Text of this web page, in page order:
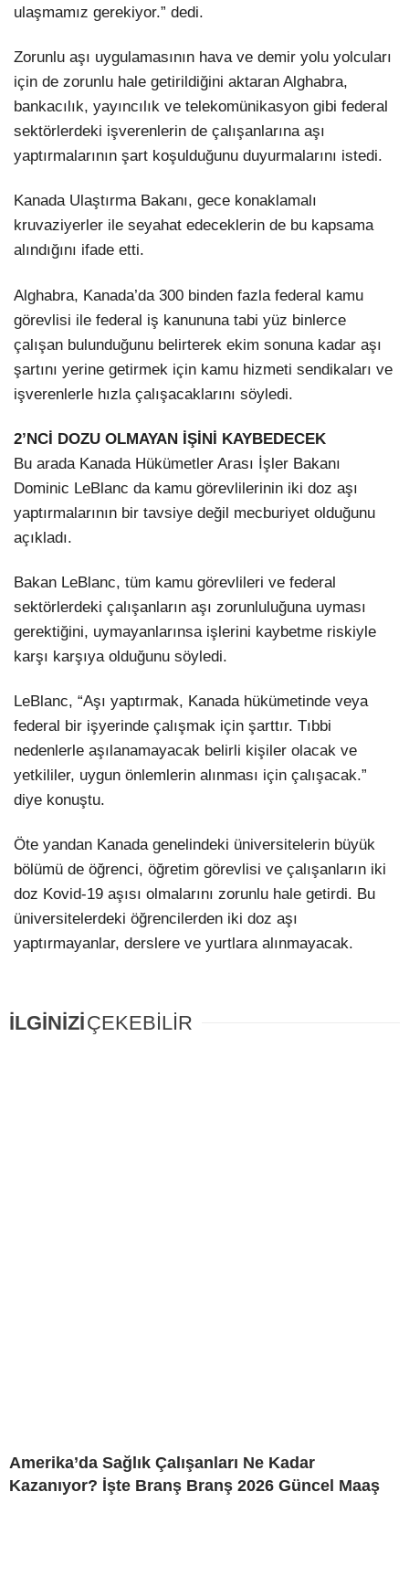
ulaşmamız gerekiyor.” dedi.
Zorunlu aşı uygulamasının hava ve demir yolu yolcuları
için de zorunlu hale getirildiğini aktaran Alghabra,
bankacılık, yayıncılık ve telekomünikasyon gibi federal
sektörlerdeki işverenlerin de çalışanlarına aşı
yaptırmalarının şart koşulduğunu duyurmalarını istedi.
Kanada Ulaştırma Bakanı, gece konaklamalı
kruvaziyerler ile seyahat edeceklerin de bu kapsama
alındığını ifade etti.
Alghabra, Kanada’da 300 binden fazla federal kamu
görevlisi ile federal iş kanununa tabi yüz binlerce
çalışan bulunduğunu belirterek ekim sonuna kadar aşı
şartını yerine getirmek için kamu hizmeti sendikaları ve
işverenlerle hızla çalışacaklarını söyledi.
2’NCİ DOZU OLMAYAN İŞİNİ KAYBEDECEK
Bu arada Kanada Hükümetler Arası İşler Bakanı
Dominic LeBlanc da kamu görevlilerinin iki doz aşı
yaptırmalarının bir tavsiye değil mecburiyet olduğunu
açıkladı.
Bakan LeBlanc, tüm kamu görevlileri ve federal
sektörlerdeki çalışanların aşı zorunluluğuna uyması
gerektiğini, uymayanlarınsa işlerini kaybetme riskiyle
karşı karşıya olduğunu söyledi.
LeBlanc, “Aşı yaptırmak, Kanada hükümetinde veya
federal bir işyerinde çalışmak için şarttır. Tıbbi
nedenlerle aşılanamayacak belirli kişiler olacak ve
yetkililer, uygun önlemlerin alınması için çalışacak.”
diye konuştu.
Öte yandan Kanada genelindeki üniversitelerin büyük
bölümü de öğrenci, öğretim görevlisi ve çalışanların iki
doz Kovid-19 aşısı olmalarını zorunlu hale getirdi. Bu
üniversitelerdeki öğrencilerden iki doz aşı
yaptırmayanlar, derslere ve yurtlara alınmayacak.
İLGİNİZİÇEKEBİLİR
Amerika’da Sağlık Çalışanları Ne Kadar
Kazanıyor? İşte Branş Branş 2026 Güncel Maaş